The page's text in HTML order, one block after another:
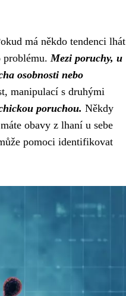
má někdo tendenci lhát
problému.Mezi poruchy, u
osobnosti nebo
manipulací s druhými
poruchou. Někdy
obavy z lhaní u sebe
pomoci identifikovat